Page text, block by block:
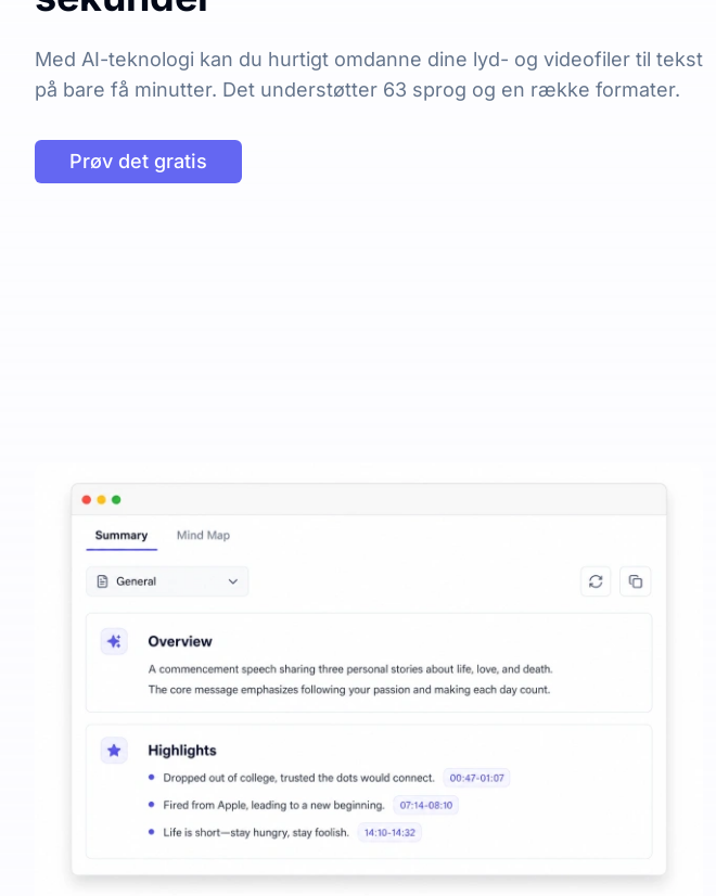
Med AI-teknologi kan du hurtigt omdanne dine lyd- og videofiler til tekst
på bare få minutter. Det understøtter 63 sprog og en række formater.
Prøv det gratis